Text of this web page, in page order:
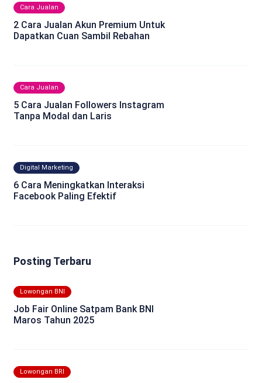
Cara Jualan
2 Cara Jualan Akun Premium Untuk
Dapatkan Cuan Sambil Rebahan
Cara Jualan
5 Cara Jualan Followers Instagram
Tanpa Modal dan Laris
Digital Marketing
6 Cara Meningkatkan Interaksi
Facebook Paling Efektif
Posting Terbaru
Lowongan BNI
Job Fair Online Satpam Bank BNI
Maros Tahun 2025
Lowongan BRI